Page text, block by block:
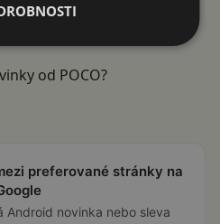
od POCO?
preferované stránky na
Android novinka nebo sleva